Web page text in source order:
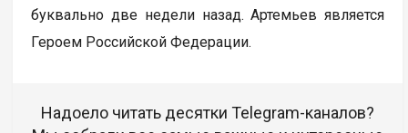
буквально две недели назад. Артемьев является
Героем Российской Федерации.
Надоело читать десятки Telegram-каналов?